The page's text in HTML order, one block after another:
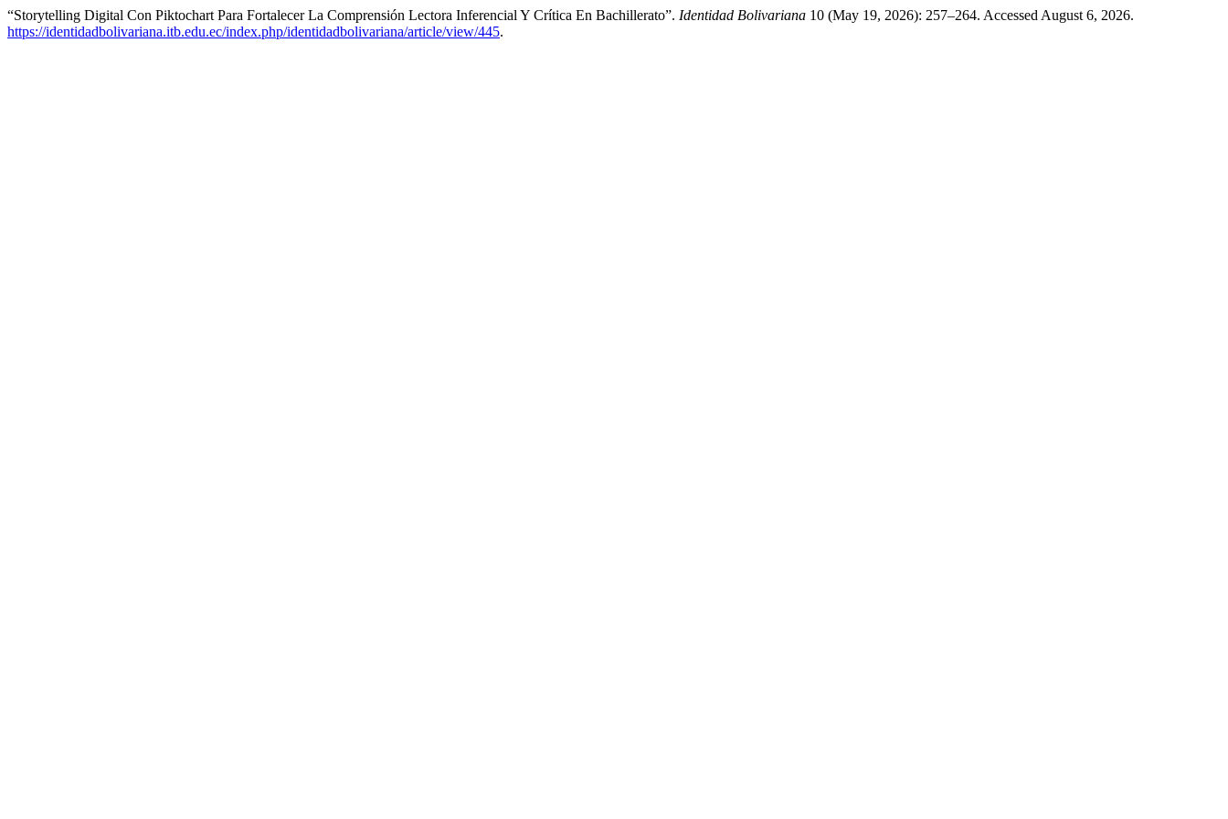
“Storytelling Digital Con Piktochart Para Fortalecer La Comprensión Lectora Inferencial Y Crítica En Bachillerato”. Identidad Bolivariana 10 (May 19, 2026): 257–264. Accessed August 6, 2026.
https://identidadbolivariana.itb.edu.ec/index.php/identidadbolivariana/article/view/445.